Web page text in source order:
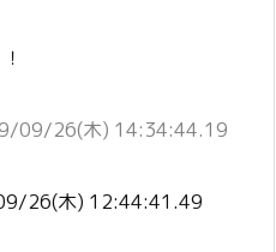
09/26(木) 14:34:44.19
26(木) 12:44:41.49